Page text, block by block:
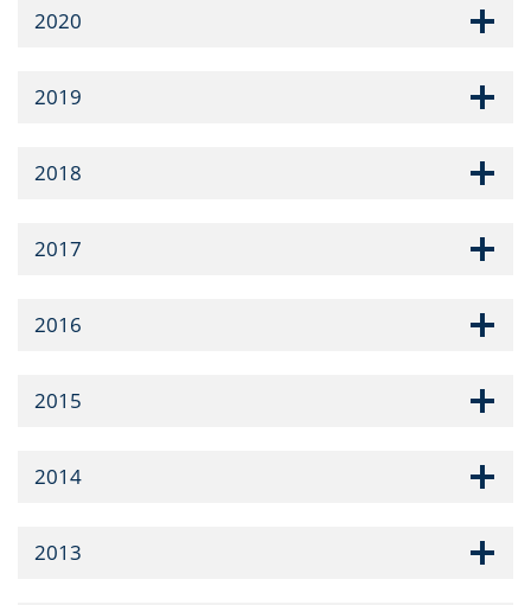
2020
2019
2018
2017
2016
2015
2014
2013